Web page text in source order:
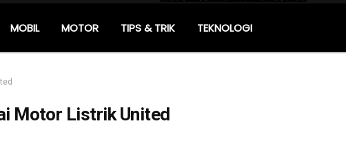
MOBIL MOTOR TIPS & TRIK TEKNOLOGI
Motor Listrik United